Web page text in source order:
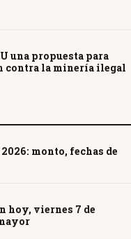
una propuesta para
contra la minería ilegal
monto, fechas de
hoy, viernes 7 de